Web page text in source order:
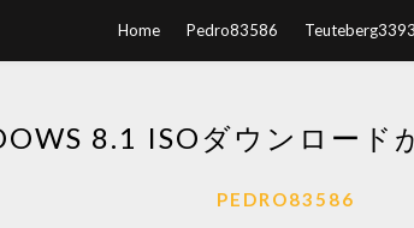
Home Pedro83586
8.1 ISOダウンロード
PEDRO83586